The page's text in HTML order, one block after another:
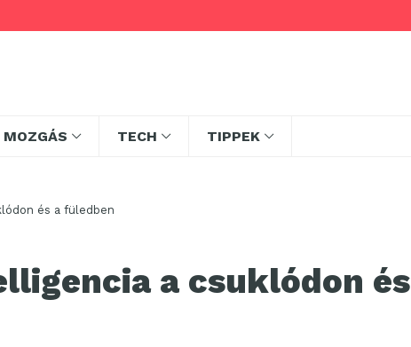
MOZGÁS TECH TIPPEK
és a füledben
a csuklódon és